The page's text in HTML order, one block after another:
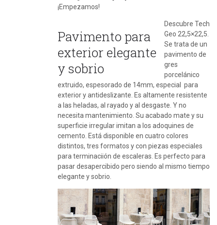
¡Empezamos!
Pavimento para
exterior elegante
y sobrio
Descubre Tech
Geo 22,5×22,5.
Se trata de un
pavimento de
gres
porcelánico
extruido, espesorado de 14mm, especial para
exterior y antideslizante. Es altamente resistente
a las heladas, al rayado y al desgaste. Y no
necesita mantenimiento. Su acabado mate y su
superficie irregular imitan a los adoquines de
cemento. Está disponible en cuatro colores
distintos, tres formatos y con piezas especiales
para terminaciión de escaleras. Es perfecto para
pasar desapercibido pero siendo al mismo tiempo
elegante y sobrio.